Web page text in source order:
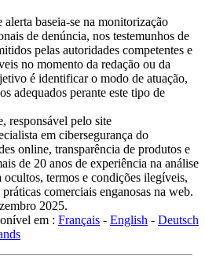
alerta baseia-se na monitorização
de denúncia, nos testemunhos de
pelas autoridades competentes e
no momento da redação ou da
é identificar o modo de atuação,
adequados perante este tipo de
responsável pelo site
em cibersegurança do
online, transparência de produtos e
de 20 anos de experiência na análise
ocultos, termos e condições ilegíveis,
comerciais enganosas na web.
2025.
em : Français - English - Deutsch